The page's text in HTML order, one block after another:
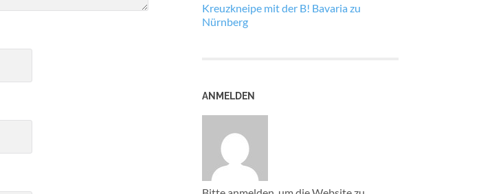
Kreuzkneipe mit der B! Bavaria zu
Nürnberg
ANMELDEN